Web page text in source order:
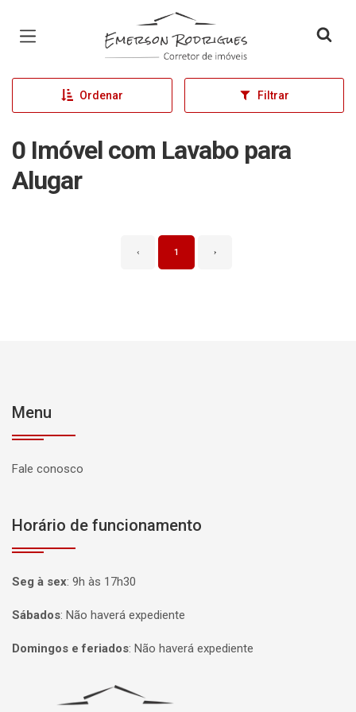
Página inicial
Ordenar Filtrar
0 Imóvel com Lavabo para
Alugar
‹ 1 ›
Menu
Fale conosco
Horário de funcionamento
Seg à sex: 9h às 17h30
Sábados: Não haverá expediente
Domingos e feriados: Não haverá expediente
Página inicial